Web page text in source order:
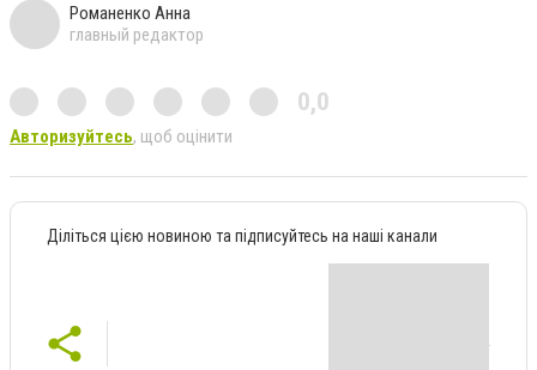
Романенко Анна
главный редактор
0,0
Авторизуйтесь, щоб оцінити
Діліться цією новиною та підписуйтесь на наші канали